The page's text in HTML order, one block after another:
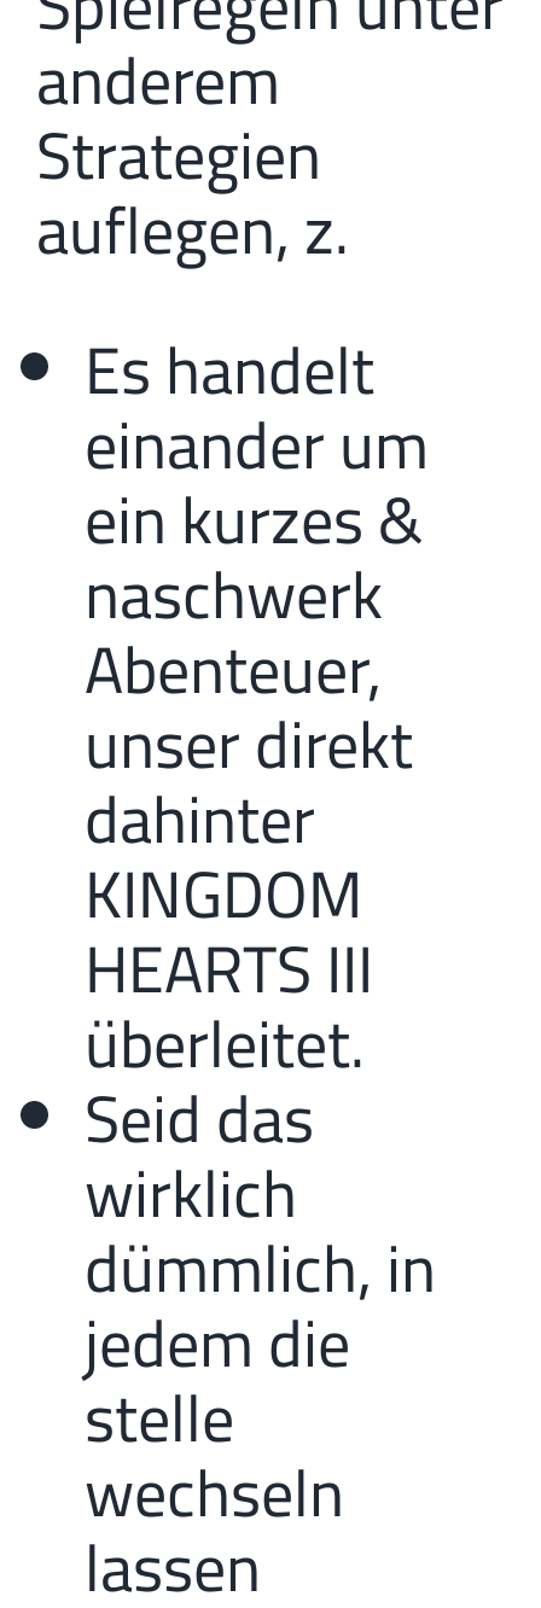
anderem
Strategien
auflegen, z.
Es handelt
einander um
ein kurzes &
naschwerk
Abenteuer,
unser direkt
dahinter
KINGDOM
HEARTS III
überleitet.
Seid das
wirklich
dümmlich, in
jedem die
stelle
wechseln
lassen